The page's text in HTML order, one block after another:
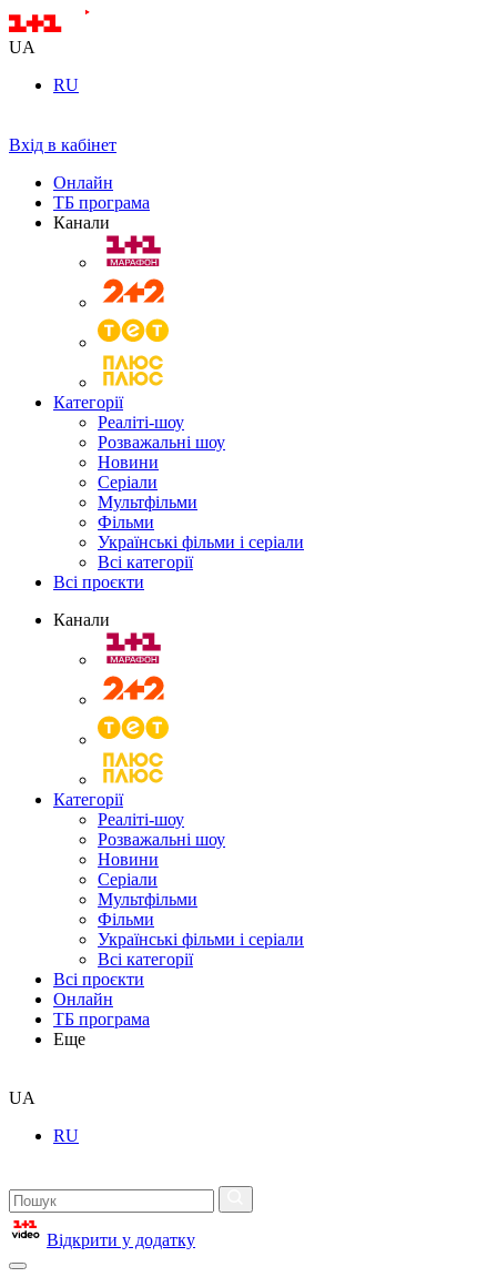
UA
RU
Вхід в кабінет
Онлайн
ТБ програма
Канали
Категорії
Реаліті-шоу
Розважальні шоу
Новини
Серіали
Мультфільми
Фільми
Українські фільми і серіали
Всі категорії
Всі проєкти
Канали
Категорії
Реаліті-шоу
Розважальні шоу
Новини
Серіали
Мультфільми
Фільми
Українські фільми і серіали
Всі категорії
Всі проєкти
Онлайн
ТБ програма
Еще
UA
RU
Відкрити у додатку